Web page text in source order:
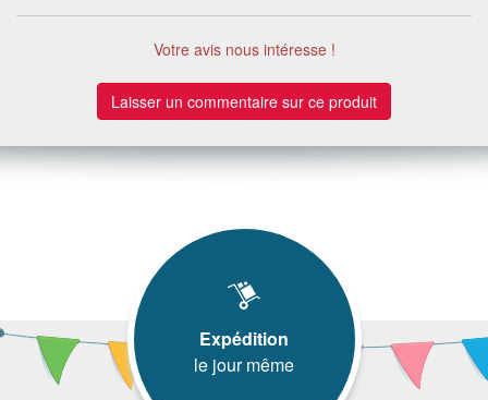
Votre avis nous intéresse !
Laisser un commentaire sur ce produit
Expédition
le jour même